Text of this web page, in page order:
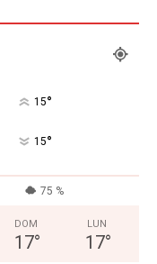
15°
15°
75 %
DOM
17°
LUN
17°